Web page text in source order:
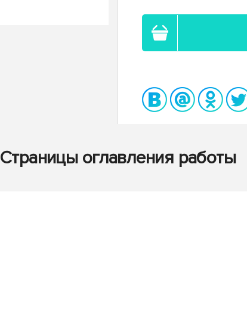
Страницы оглавления работы